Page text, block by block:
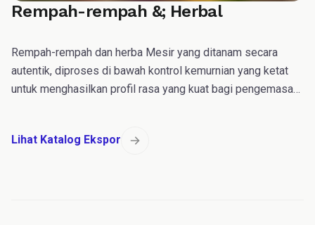
Rempah-rempah &; Herbal
Rempah-rempah dan herba Mesir yang ditanam secara
autentik, diproses di bawah kontrol kemurnian yang ketat
untuk menghasilkan profil rasa yang kuat bagi pengemasan
Lihat Katalog Ekspor